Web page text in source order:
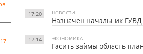
17
17:20 НОВОСТИ
Назначен начальник ГУВД
17:14 ЭКОНОМИКА
Гасить займы область